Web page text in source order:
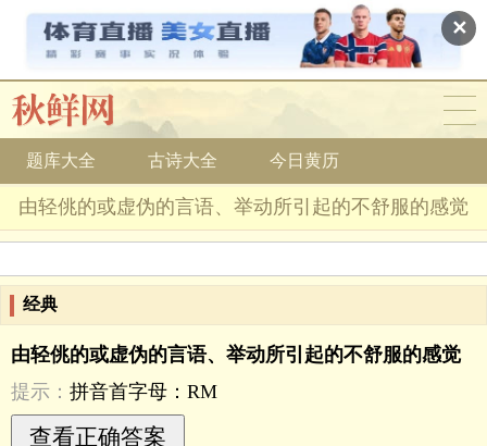
✕
题库大全 古诗大全 今日黄历
由轻佻的或虚伪的言语、举动所引起的不舒服的感觉
经典
由轻佻的或虚伪的言语、举动所引起的不舒服的感觉
提示： 拼音首字母：RM